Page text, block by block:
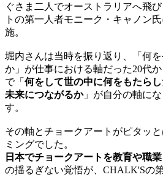
ぐさま二人でオーストラリアへ飛
トの第一人者モニーク・キャノン
施。
堀内さんは当時を振り返り、「何
か」が仕事における軸だった20代
で「 何をして世の中に何をもたら
未来につながるか」が自分の軸に
す。
その軸とチョークアートがピタッ
ミングでした。
日本でチョークアートを教育や職
の揺るぎない覚悟が、CHALK'Sの